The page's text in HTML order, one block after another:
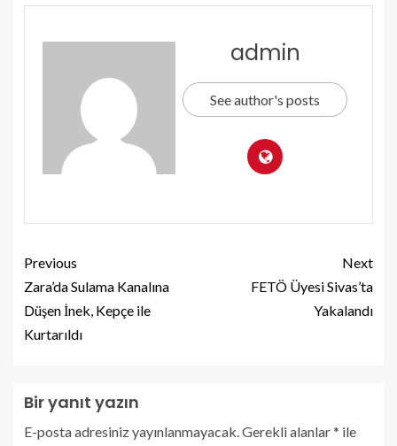
admin
See author's posts
Previous
Zara’da Sulama Kanalına
Düşen İnek, Kepçe ile
Kurtarıldı
Next
FETÖ Üyesi Sivas’ta
Yakalandı
Bir yanıt yazın
E-posta adresiniz yayınlanmayacak.Gerekli alanlar* ile